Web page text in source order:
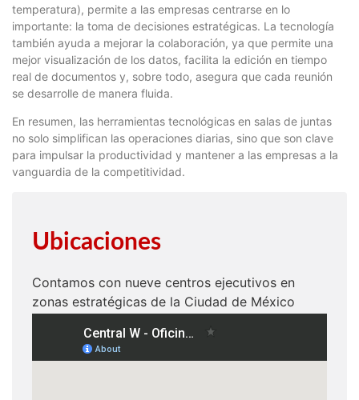
temperatura), permite a las empresas centrarse en lo
importante: la toma de decisiones estratégicas. La tecnología
también ayuda a mejorar la colaboración, ya que permite una
mejor visualización de los datos, facilita la edición en tiempo
real de documentos y, sobre todo, asegura que cada reunión
se desarrolle de manera fluida.
En resumen, las herramientas tecnológicas en salas de juntas
no solo simplifican las operaciones diarias, sino que son clave
para impulsar la productividad y mantener a las empresas a la
vanguardia de la competitividad.
Ubicaciones
Contamos con nueve centros ejecutivos en
zonas estratégicas de la Ciudad de México